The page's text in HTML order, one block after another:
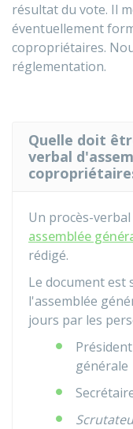
résultat du vote. Il
éventuellement
copropriétaires.
réglementation.
Quelle doit
verbal
Un procès-verbal
assemblée
rédigé.
Le document est
l'assemblée
jours par les
générale